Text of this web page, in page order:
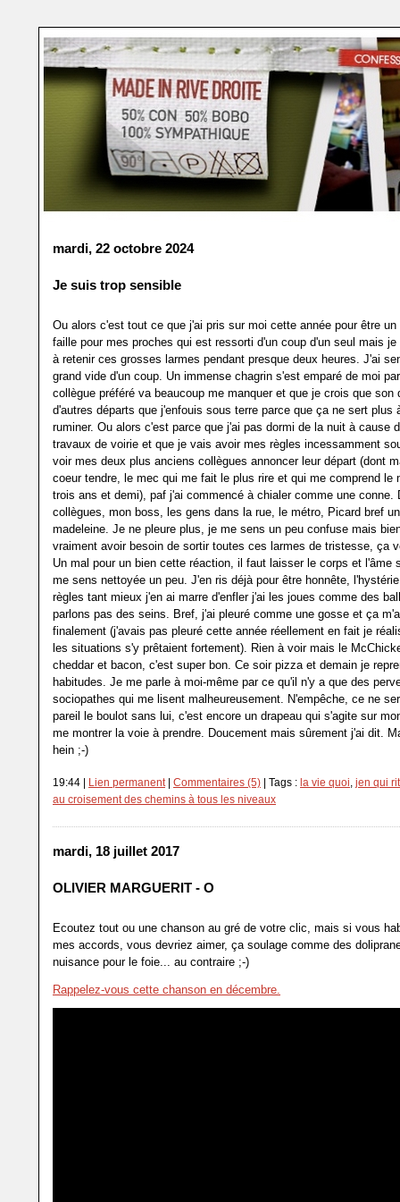
mardi, 22 octobre 2024
Je suis trop sensible
Ou alors c'est tout ce que j'ai pris sur moi cette année pour être
faille pour mes proches qui est ressorti d'un coup d'un seul mais
à retenir ces grosses larmes pendant presque deux heures. J'ai
grand vide d'un coup. Un immense chagrin s'est emparé de moi
collègue préféré va beaucoup me manquer et que je crois que son
d'autres départs que j'enfouis sous terre parce que ça ne sert plus
ruminer. Ou alors c'est parce que j'ai pas dormi de la nuit à cause
travaux de voirie et que je vais avoir mes règles incessamment
voir mes deux plus anciens collègues annoncer leur départ (dont
coeur tendre, le mec qui me fait le plus rire et qui me comprend le
trois ans et demi), paf j'ai commencé à chialer comme une conne.
collègues, mon boss, les gens dans la rue, le métro, Picard bref
madeleine. Je ne pleure plus, je me sens un peu confuse mais
vraiment avoir besoin de sortir toutes ces larmes de tristesse, ça
Un mal pour un bien cette réaction, il faut laisser le corps et l'âme
me sens nettoyée un peu. J'en ris déjà pour être honnête,
règles tant mieux j'en ai marre d'enfler j'ai les joues comme des
parlons pas des seins. Bref, j'ai pleuré comme une gosse et ça
finalement (j'avais pas pleuré cette année réellement en fait je
les situations s'y prêtaient fortement). Rien à voir mais le
cheddar et bacon, c'est super bon. Ce soir pizza et demain je
habitudes. Je me parle à moi-même par ce qu'il n'y a que des
sociopathes qui me lisent malheureusement. N'empêche, ce ne
pareil le boulot sans lui, c'est encore un drapeau qui s'agite sur
me montrer la voie à prendre. Doucement mais sûrement j'ai dit.
hein ;-)
19:44 | Lien permanent| Commentaires (5) | Tags : la vie quoi, jen qui
au croisement des chemins à tous les niveaux
mardi, 18 juillet 2017
OLIVIER MARGUERIT - O
Ecoutez tout ou une chanson au gré de votre clic, mais si vous
mes accords, vous devriez aimer, ça soulage comme des
nuisance pour le foie... au contraire ;-)
Rappelez-vous cette chanson en décembre.